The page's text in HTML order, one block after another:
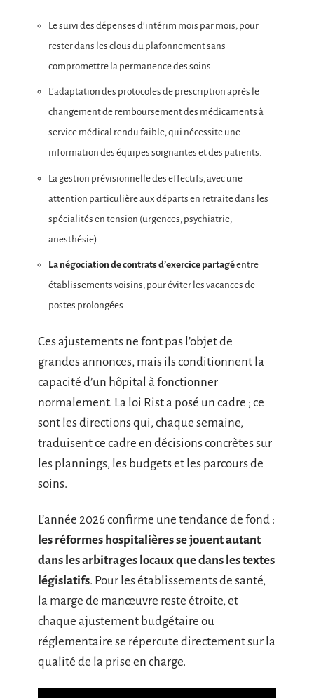
Le suivi des dépenses d’intérim mois par mois, pour
rester dans les clous du plafonnement sans
compromettre la permanence des soins.
L’adaptation des protocoles de prescription après le
changement de remboursement des médicaments à
service médical rendu faible, qui nécessite une
information des équipes soignantes et des patients.
La gestion prévisionnelle des effectifs, avec une
attention particulière aux départs en retraite dans les
spécialités en tension (urgences, psychiatrie,
anesthésie).
La négociation de contrats d’exercice partagéentre
établissements voisins, pour éviter les vacances de
postes prolongées.
Ces ajustements ne font pas l’objet de
grandes annonces, mais ils conditionnent la
capacité d’un hôpital à fonctionner
normalement. La loi Rist a posé un cadre ; ce
sont les directions qui, chaque semaine,
traduisent ce cadre en décisions concrètes sur
les plannings, les budgets et les parcours de
soins.
L’année 2026 confirme une tendance de fond :
les réformes hospitalières se jouent autant
dans les arbitrages locaux que dans les textes
législatifs. Pour les établissements de santé,
la marge de manœuvre reste étroite, et
chaque ajustement budgétaire ou
réglementaire se répercute directement sur la
qualité de la prise en charge.